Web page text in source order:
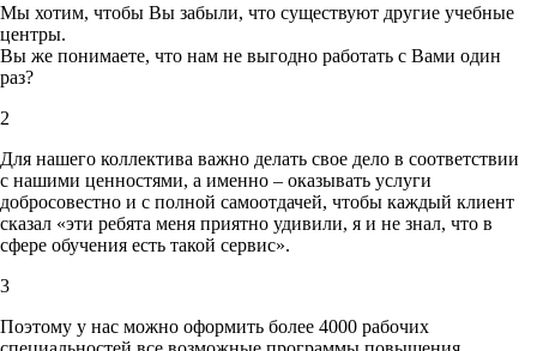
Мы хотим, чтобы Вы забыли, что существуют другие учебные
центры.
Вы же понимаете, что нам не выгодно работать с Вами один
раз?
2
Для нашего коллектива важно делать свое дело в соответствии
с нашими ценностями, а именно – оказывать услуги
добросовестно и с полной самоотдачей, чтобы каждый клиент
сказал «эти ребята меня приятно удивили, я и не знал, что в
сфере обучения есть такой сервис».
3
Поэтому у нас можно оформить более 4000 рабочих